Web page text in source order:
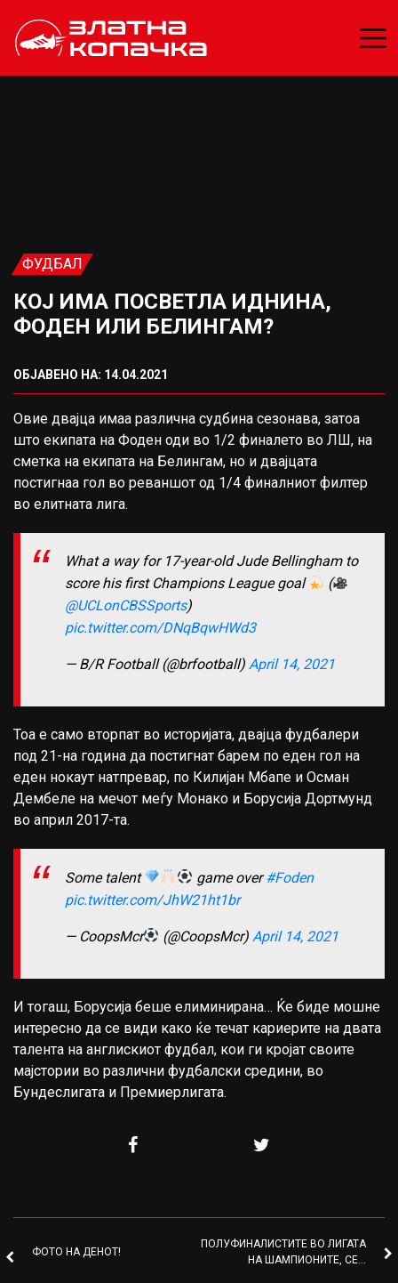
ФУДБАЛ
КОЈ ИМА ПОСВЕТЛА ИДНИНА,
ФОДЕН ИЛИ БЕЛИНГАМ?
ОБЈАВЕНО НА: 14.04.2021
Овие двајца имаа различна судбина сезонава, затоа
што екипата на Фоден оди во 1/2 финалето во ЛШ, на
сметка на екипата на Белингам, но и двајцата
постигнаа гол во реваншот од 1/4 финалниот филтер
во елитната лига.
What a way for 17-year-old Jude Bellingham to
score his first Champions League goal
(
@UCLonCBSSports)
pic.twitter.com/DNqBqwHWd3
— B/R Football (@brfootball) April 14, 2021
Тоа е само вторпат во историјата, двајца фудбалери
под 21-на година да постигнат барем по еден гол на
еден нокаут натпревар, по Килијан Мбапе и Осман
Дембеле на мечот меѓу Монако и Борусија Дортмунд
во април 2017-та.
Some talent game over#Foden
pic.twitter.com/JhW21ht1br
— CoopsMcr (@CoopsMcr) April 14, 2021
И тогаш, Борусија беше елиминирана… Ќе биде мошне
интересно да се види како ќе течат кариерите на двата
талента на англискиот фудбал, кои ги кројат своите
мајстории во различни фудбалски средини, во
Бундеслигата и Премиерлигата.
ФОТО НА ДЕНОТ!
ПОЛУФИНАЛИСТИТЕ ВО ЛИГАТА
НА ШАМПИОНИТЕ, СЕ…